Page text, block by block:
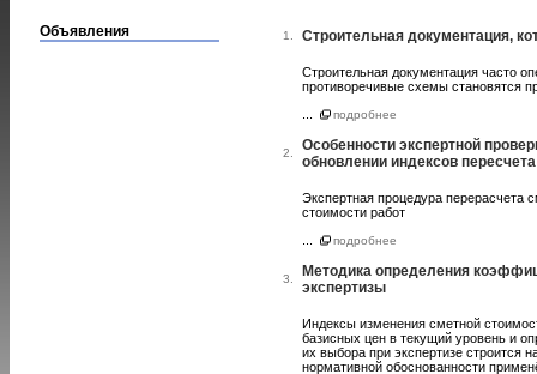
Объявления 1. Строительная документация,
Строительная документация часто
противоречивые схемы становятся
подробнее
2.
Особенности экспертной
обновлении индексов
Экспертная процедура перерасчета
стоимости работ
подробнее
3.
Методика определения
экспертизы
Индексы изменения сметной
базисных цен в текущий уровень и
их выбора при экспертизе строится
нормативной обоснованности